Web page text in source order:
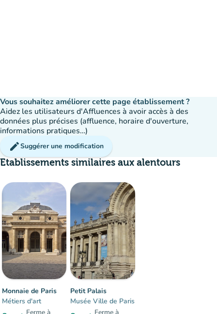
Vous souhaitez améliorer cette page établissement ?
Aidez les utilisateurs d'Affluences à avoir accès à des
données plus précises (affluence, horaire d'ouverture,
informations pratiques…)
editSuggérer une modification
Etablissements similaires aux alentours
Monnaie de Paris
Métiers d'art
Petit Palais
Musée Ville de Paris
Affluence
man